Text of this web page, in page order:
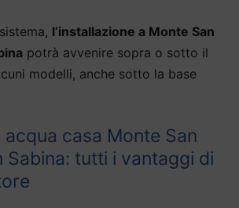
l’installazione a Monte San
potrà avvenire sopra o sotto il
modelli, anche sotto la base
casa Monte San
Sabina: tutti i vantaggi di